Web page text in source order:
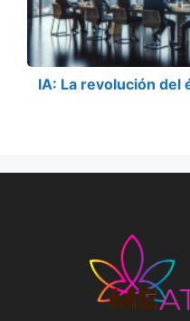
IA: La revolución del